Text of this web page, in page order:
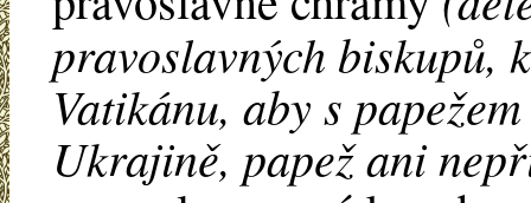
pravoslavných biskupů,
Vatikánu, aby s
Ukrajině, papež ani